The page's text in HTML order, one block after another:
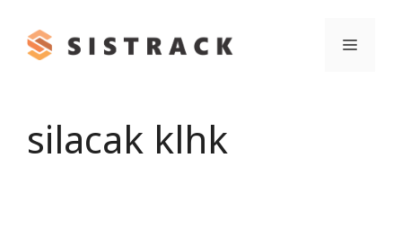
content
Menu
silacak klhk